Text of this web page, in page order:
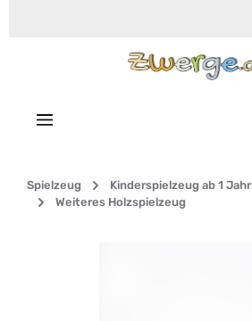
Spielzeug Kinderspielzeug ab 1 Jahr
Weiteres Holzspielzeug